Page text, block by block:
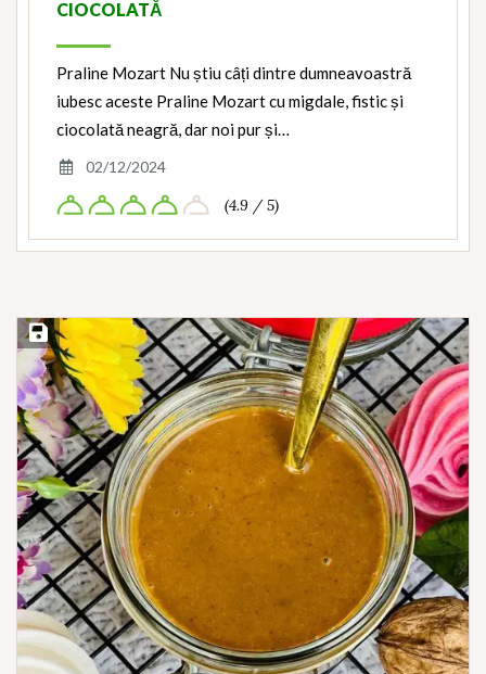
CIOCOLATĂ
Praline Mozart Nu știu câți dintre dumneavoastră
iubesc aceste Praline Mozart cu migdale, fistic și
ciocolată neagră, dar noi pur și…
02/12/2024
(4.9 / 5)
Save Recipe